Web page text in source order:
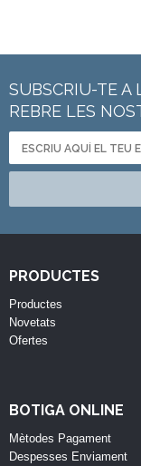
SUBSCRIU-TE A
REBRE LES
PRODUCTES
Productes
Novetats
Ofertes
BOTIGA ONLINE
Mètodes Pagament
Despesses Enviament